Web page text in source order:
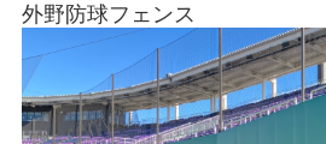
外野防球フェンス